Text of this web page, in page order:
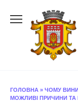
ГОЛОВНА » ЧОМУ
МОЖЛИВІ ПРИЧИНИ ТА